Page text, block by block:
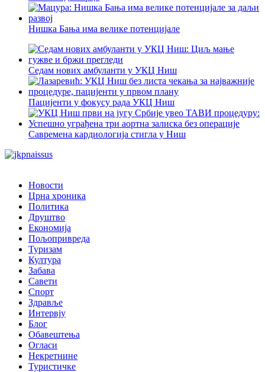
Нишка Бања има велике потенцијале
Седам нових амбуланти у УКЦ Ниш
Пацијенти у фокусу рада УКЦ Ниш
Савремена кардиологија стигла у Ниш
Новости
Црна хроника
Политика
Друштво
Економија
Пољопривреда
Туризам
Култура
Забава
Савети
Спорт
Здравље
Интервју
Блог
Обавештења
Огласи
Некретнине
Туристичке